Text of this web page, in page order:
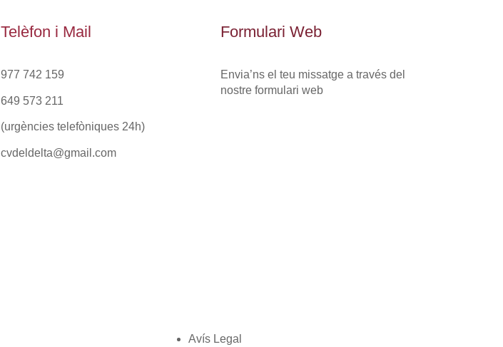
Telèfon i Mail
977 742 159
649 573 211
(urgències telefòniques 24h)
cvdeldelta@gmail.com
Formulari Web
Envia’ns el teu missatge a través del
nostre formulari web
Avís Legal